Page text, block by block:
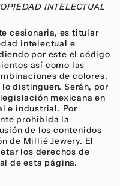
INTELECTUAL
cesionaria, es titular
intelectual e
por este el código
así como las
de colores,
distinguen. Serán, por
mexicana en
e industrial. Por
prohibida la
de los contenidos
de Millié Jewery. El
los derechos de
de esta página.